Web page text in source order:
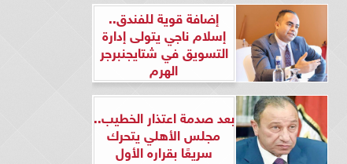
إضافة قوية للفندق..
إسلام ناجي يتولى إدارة
التسويق في شتايجنبرجر
الهرم
بعد صدمة اعتذار الخطيب..
مجلس الأهلي يتحرك
سريعًا بقراره الأول